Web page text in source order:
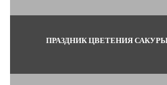
ПРАЗДНИК ЦВЕТЕНИЯ